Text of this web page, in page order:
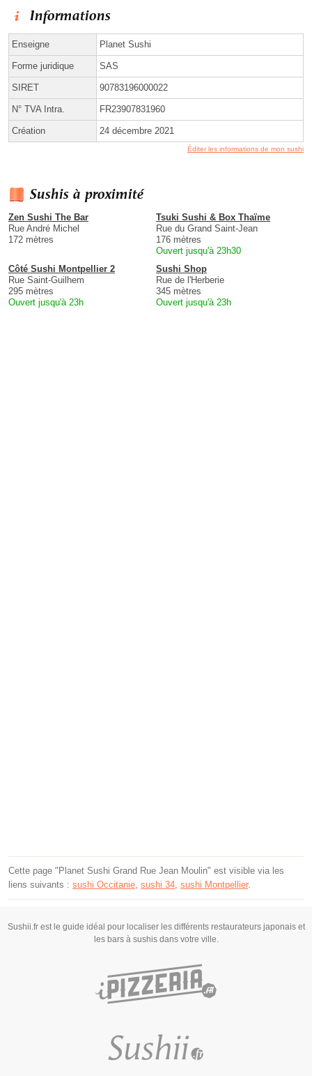
Informations
Enseigne Planet Sushi
Forme juridique SAS
SIRET 90783196000022
N° TVA Intra. FR23907831960
Création 24 décembre 2021
Éditer les informations de mon sushi
Sushis à proximité
Zen Sushi The Bar
Rue André Michel
172 mètres
Tsuki Sushi & Box Thaïme
Rue du Grand Saint-Jean
176 mètres
Ouvert jusqu'à 23h30
Côté Sushi Montpellier 2
Rue Saint-Guilhem
295 mètres
Ouvert jusqu'à 23h
Sushi Shop
Rue de l'Herberie
345 mètres
Ouvert jusqu'à 23h
Cette page "Planet Sushi Grand Rue Jean Moulin" est visible via les
liens suivants : sushi Occitanie sushi 34 sushi Montpellier.
Sushii.fr est le guide idéal pour localiser les différents restaurateurs japonais et
les bars à sushis dans votre ville.